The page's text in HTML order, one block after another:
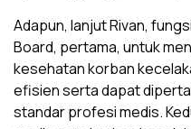
Adapun, lanjut Rivan,
Board, pertama, untuk
kesehatan korban
efisien serta dapat
standar profesi medis.